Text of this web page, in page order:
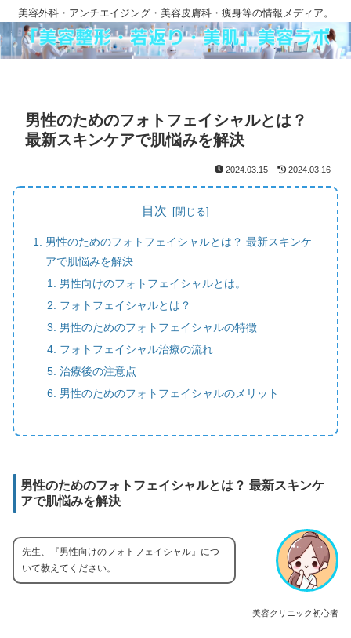
美容外科・アンチエイジング・美容皮膚科・痩身等の情報メディア。
男性のためのフォトフェイシャルとは？
最新スキンケアで肌悩みを解決
2024.03.15 2024.03.16
目次
男性のためのフォトフェイシャルとは？ 最新スキンケ
アで肌悩みを解決
男性向けのフォトフェイシャルとは。
フォトフェイシャルとは？
男性のためのフォトフェイシャルの特徴
フォトフェイシャル治療の流れ
治療後の注意点
男性のためのフォトフェイシャルのメリット
男性のためのフォトフェイシャルとは？ 最新スキンケ
アで肌悩みを解決
美容クリニック初心者
先生、『男性向けのフォトフェイシャル』につ
いて教えてください。